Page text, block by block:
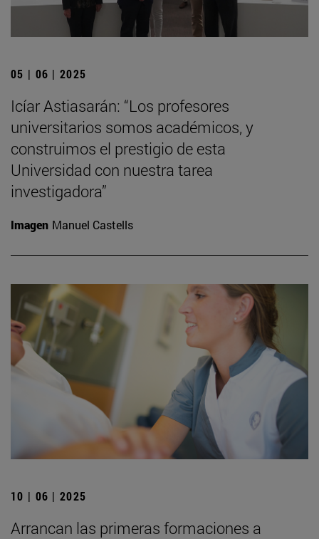
05 | 06 | 2025
Icíar Astiasarán: “Los profesores
universitarios somos académicos, y
construimos el prestigio de esta
Universidad con nuestra tarea
investigadora”
Imagen Manuel Castells
10 | 06 | 2025
Arrancan las primeras formaciones a